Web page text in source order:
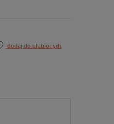
dodaj do ulubionych